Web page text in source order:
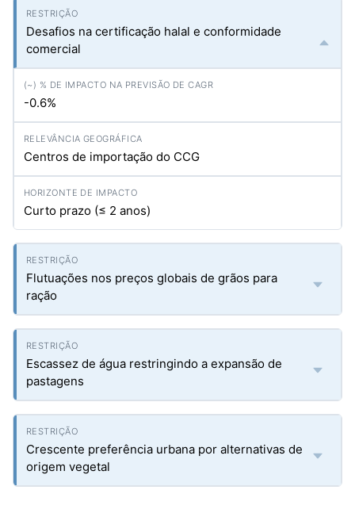
Desafios na certificação halal e conformidade
comercial
-0.6%
Centros de importação do CCG
Curto prazo (≤ 2 anos)
Flutuações nos preços globais de grãos para
ração
Escassez de água restringindo a expansão de
pastagens
Crescente preferência urbana por alternativas de
origem vegetal